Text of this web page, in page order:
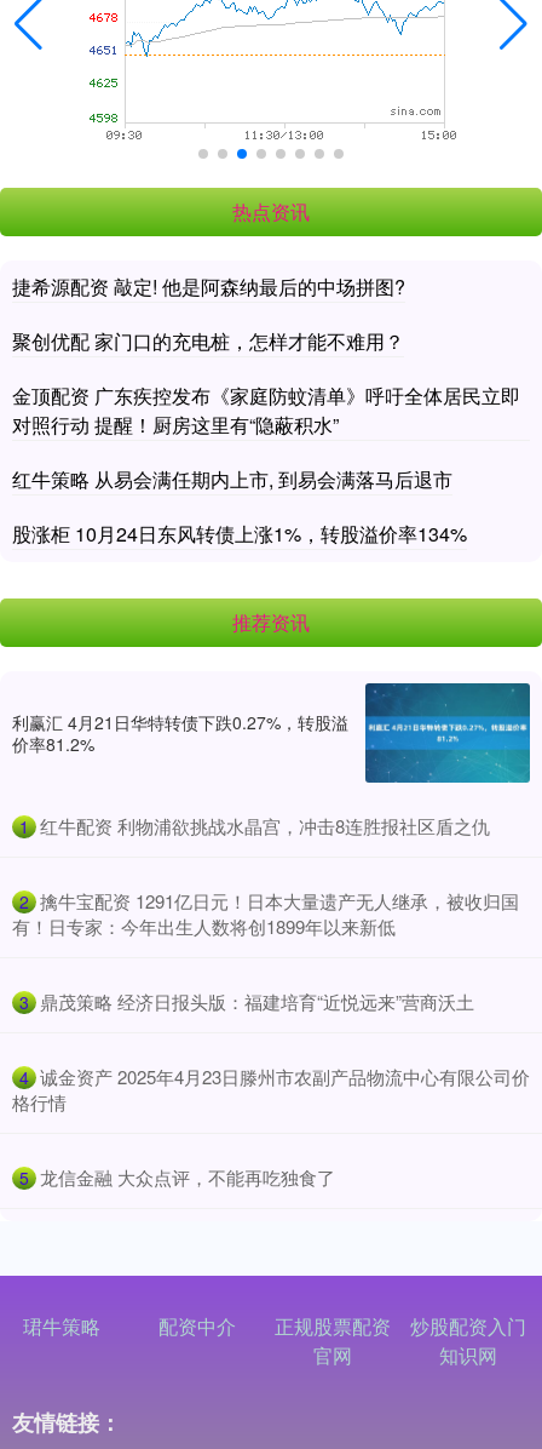
热点资讯
捷希源配资 敲定! 他是阿森纳最后的中场拼图?
聚创优配 家门口的充电桩，怎样才能不难用？
金顶配资 广东疾控发布《家庭防蚊清单》呼吁全体居民立即
对照行动 提醒！厨房这里有“隐蔽积水”
红牛策略 从易会满任期内上市, 到易会满落马后退市
股涨柜 10月24日东风转债上涨1%，转股溢价率134%
推荐资讯
利赢汇 4月21日华特转债下跌0.27%，转股溢
价率81.2%
1 ​红牛配资 利物浦欲挑战水晶宫，冲击8连胜报社区盾之仇
2 ​擒牛宝配资 1291亿日元！日本大量遗产无人继承，被收归国
有！日专家：今年出生人数将创1899年以来新低
3 ​鼎茂策略 经济日报头版：福建培育“近悦远来”营商沃土
4 ​诚金资产 2025年4月23日滕州市农副产品物流中心有限公司价
格行情
5 ​龙信金融 大众点评，不能再吃独食了
珺牛策略 配资中介
正规股票配资
官网
炒股配资入门
知识网
友情链接：